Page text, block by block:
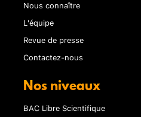
Nous connaître
L'équipe
Revue de presse
Contactez-nous
Nos niveaux
BAC Libre Scientifique